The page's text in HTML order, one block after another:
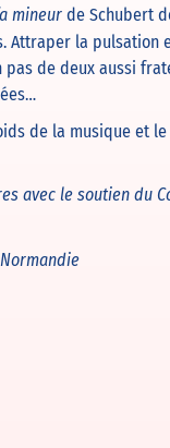
mineurde Schubert
Attraper la pulsation
pas de deux aussi
de la musique et
avec le soutien du